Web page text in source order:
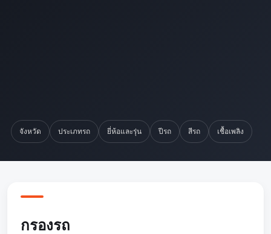
จังหวัด ประเภทรถ ยี่ห้อและรุ่น ปีรถ สีรถ เชื้อเพลิง
กรองรถ